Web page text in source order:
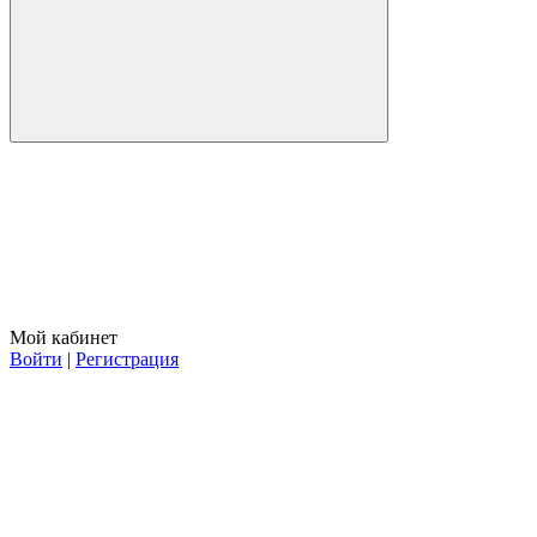
Мой кабинет
Войти | Регистрация